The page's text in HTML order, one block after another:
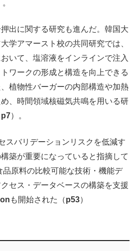
出に関する研究も進んだ。韓国大
学アマースト校の共同研究では、
いて、塩溶液をインラインで注入
ワークの形成と構造を向上できる
植物性バーガーの内部構造や加熱
、時間領域核磁気共鳴を用いる研
p7）。
スバリデーションリスクを低減す
築が重要になっていると指摘して
原料の比較可能な技術・機能デ
セス・データベースの構築を支援
も開始された（p53）